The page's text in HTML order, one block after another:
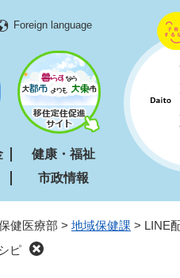
Foreign language
健康・福祉
市政情報
健医療部 > 地域保健課 > LINE
ピ